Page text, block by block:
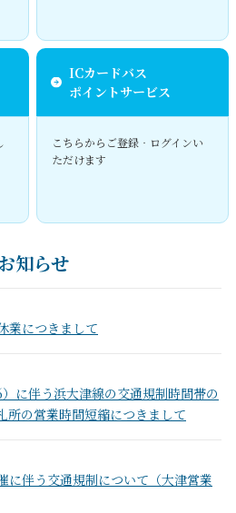
ICカードバス
ポイントサービス
こちらからご登録‧ログインい
ただけます
知らせ
業につきまして
に伴う浜大津線の交通規制時間帯の
所の営業時間短縮につきまして
に伴う交通規制について（大津営業